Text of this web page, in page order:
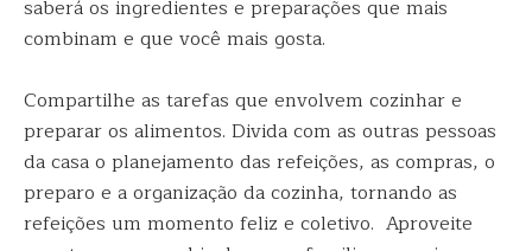
saberá os ingredientes e preparações que mais
combinam e que você mais gosta.
Compartilhe as tarefas que envolvem cozinhar e
preparar os alimentos. Divida com as outras pessoas
da casa o planejamento das refeições, as compras, o
preparo e a organização da cozinha, tornando as
refeições um momento feliz e coletivo. Aproveite